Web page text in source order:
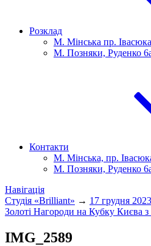
Розклад
М. Мінська пр.
М. Позняки, Руденко
Контакти
М. Мінська, пр.
М. Позняки, Руденко
Навігація
Студія «Brilliant» → 17 грудня
Золоті Нагороди на Кубку Києва з
IMG_2589